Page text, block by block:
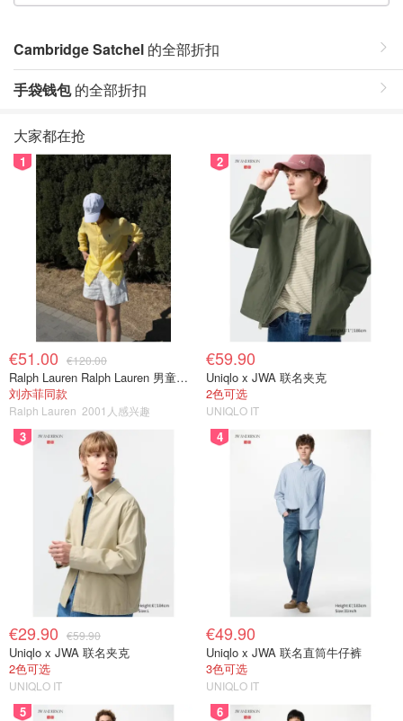
Cambridge Satchel 的全部折扣
手袋钱包的全部折扣
大家都在抢
1
€51.00 €120.00
Ralph Lauren Ralph Lauren 男童亚麻衬衫
刘亦菲同款
Ralph Lauren 2001人感兴趣
2
€59.90
Uniqlo x JWA 联名夹克
2色可选
UNIQLO IT
3
€29.90 €59.90
Uniqlo x JWA 联名夹克
2色可选
UNIQLO IT
4
€49.90
Uniqlo x JWA 联名直筒牛仔裤
3色可选
UNIQLO IT
5 6